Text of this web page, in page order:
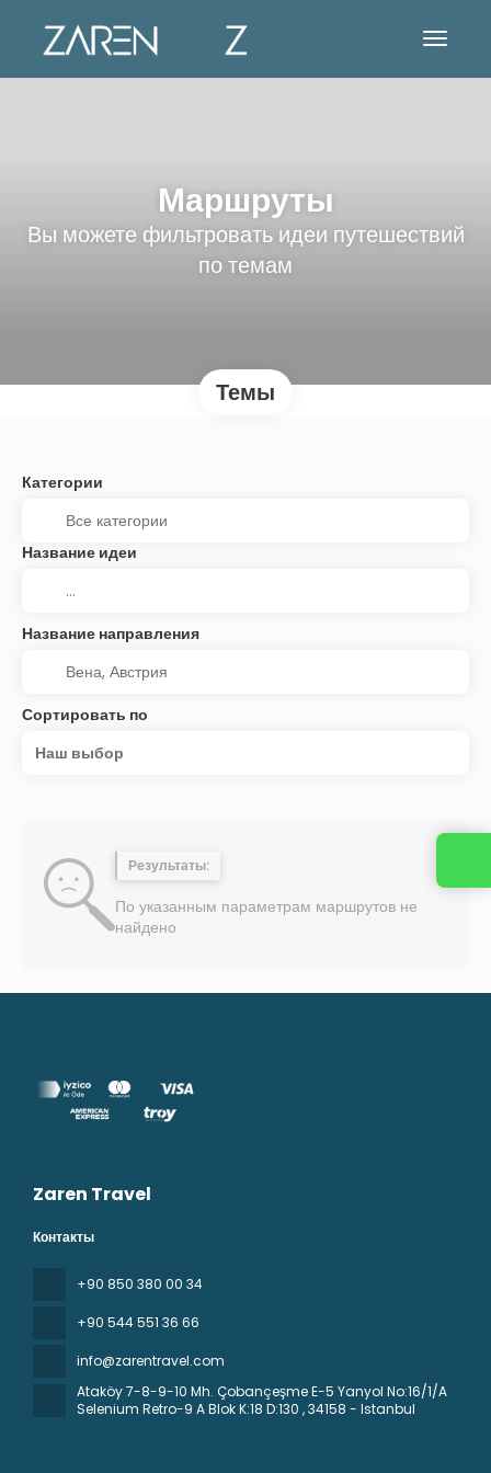
Маршруты
Вы можете фильтровать идеи путешествий
по темам
Темы
Категории
Название идеи
Название направления
Сортировать по
Наш выбор
Результаты:
По указанным параметрам маршрутов не
найдено
Zaren Travel
Контакты
+90 850 380 00 34
+90 544 551 36 66
info@zarentravel.com
Ataköy 7-8-9-10 Mh. Çobançeşme E-5 Yanyol No:16/1/A
Selenium Retro-9 A Blok K:18 D:130 , 34158 - Istanbul